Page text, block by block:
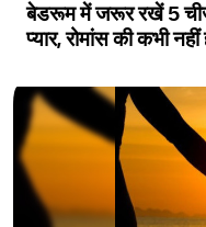
बेडरूम में जरूर रखें 5
प्यार, रोमांस की कभी नहीं